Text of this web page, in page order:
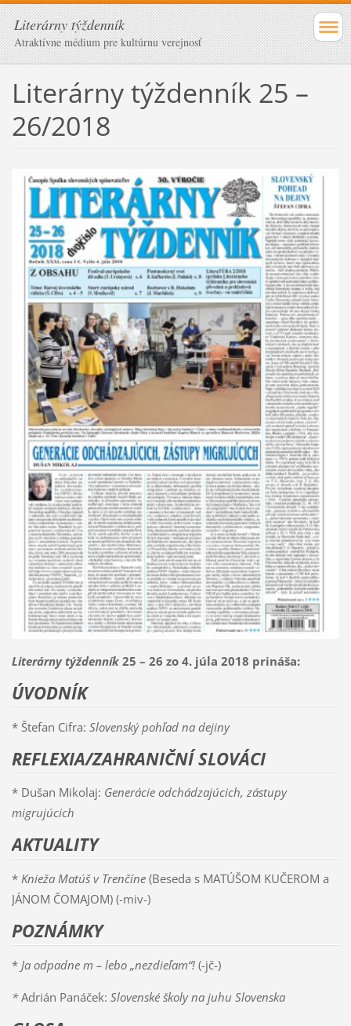
Literárny týždenník
Atraktívne médium pre kultúrnu verejnosť
Literárny týždenník 25 –
26/2018
Literárny týždenník25 – 26 zo 4. júla 2018 prináša:
ÚVODNÍK
* Štefan Cifra: Slovenský pohľad na dejiny
REFLEXIA/ZAHRANIČNÍ SLOVÁCI
* Dušan Mikolaj: Generácie odchádzajúcich, zástupy
migrujúcich
AKTUALITY
* Knieža Matúš v Trenčíne (Beseda s MATÚŠOM KUČEROM a
JÁNOM ČOMAJOM) (-miv-)
POZNÁMKY
*Ja odpadne m – lebo „nezdieľam“! (-jč-)
*Adrián Panáček: Slovenské školy na juhu Slovenska